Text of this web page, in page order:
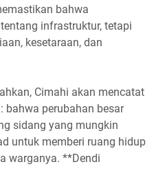
bahwa
infrastruktur, tetapi
kesetaraan, dan
Cimahi akan mencatat
bahwa perubahan besar
sidang yang mungkin
untuk memberi ruang hidup
warganya. **Dendi